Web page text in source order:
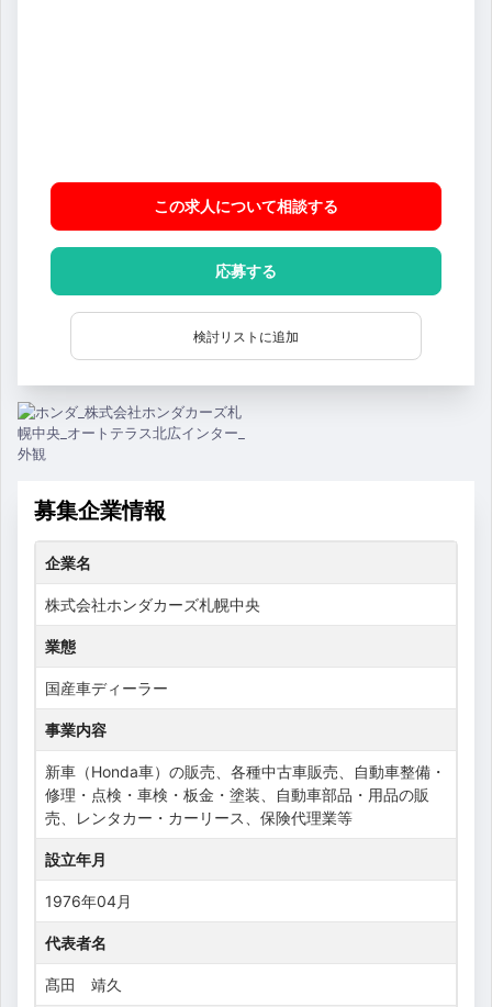
この求人について相談する
応募する
検討リストに追加
募集企業情報
企業名
株式会社ホンダカーズ札幌中央
業態
国産車ディーラー
事業内容
新車（Honda車）の販売、各種中古車販売、自動車整備・
修理・点検・車検・板金・塗装、自動車部品・用品の販
売、レンタカー・カーリース、保険代理業等
設立年月
1976年04月
代表者名
髙田 靖久